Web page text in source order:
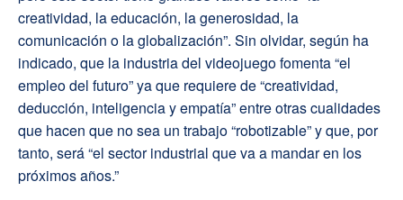
creatividad, la educación, la generosidad, la
comunicación o la globalización”. Sin olvidar, según ha
indicado, que la industria del videojuego fomenta “el
empleo del futuro” ya que requiere de “creatividad,
deducción, inteligencia y empatía” entre otras cualidades
que hacen que no sea un trabajo “robotizable” y que, por
tanto, será “el sector industrial que va a mandar en los
próximos años.”